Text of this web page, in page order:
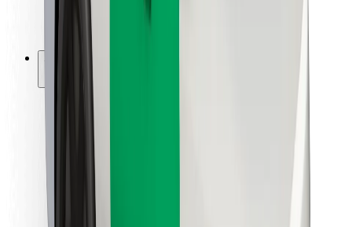
Repülőtér
Bolt töltőállomások
Utasoknak
Sofőröknek
Ételfutároknak
Flottapartnereknek